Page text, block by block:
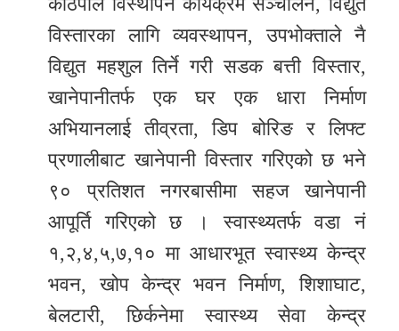
विस्तारका लागि व्यवस्थापन, उपभोक्ताले नै
विद्युत महशुल तिर्ने गरी सडक बत्ती विस्तार,
खानेपानीतर्फ एक घर एक धारा निर्माण
अभियानलाई तीव्रता, डिप बोरिङ र लिफ्ट
प्रणालीबाट खानेपानी विस्तार गरिएको छ भने
९० प्रतिशत नगरबासीमा सहज खानेपानी
आपूर्ति गरिएको छ । स्वास्थ्यतर्फ वडा नं
१,२,४,५,७,१० मा आधारभूत स्वास्थ्य केन्द्र
भवन, खोप केन्द्र भवन निर्माण, शिशाघाट,
बेलटारी, छिर्कनेमा स्वास्थ्य सेवा केन्द्र